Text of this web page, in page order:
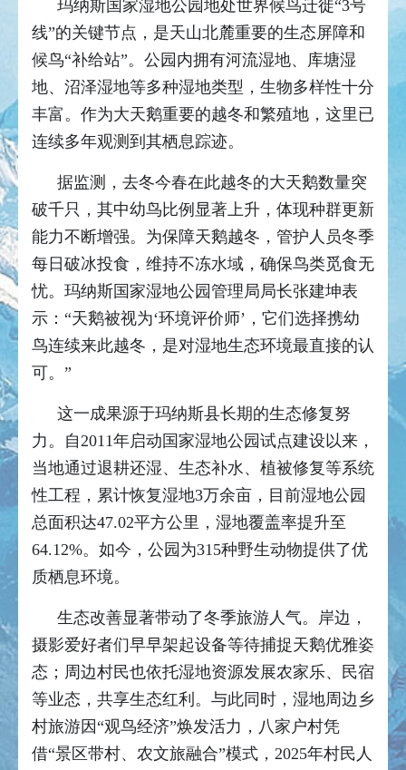
玛纳斯国家湿地公园地处世界候鸟迁徙“3号
线”的关键节点，是天山北麓重要的生态屏障和
候鸟“补给站”。公园内拥有河流湿地、库塘湿
地、沼泽湿地等多种湿地类型，生物多样性十分
丰富。作为大天鹅重要的越冬和繁殖地，这里已
连续多年观测到其栖息踪迹。
据监测，去冬今春在此越冬的大天鹅数量突
破千只，其中幼鸟比例显著上升，体现种群更新
能力不断增强。为保障天鹅越冬，管护人员冬季
每日破冰投食，维持不冻水域，确保鸟类觅食无
忧。玛纳斯国家湿地公园管理局局长张建坤表
示：“天鹅被视为‘环境评价师’，它们选择携幼
鸟连续来此越冬，是对湿地生态环境最直接的认
可。”
这一成果源于玛纳斯县长期的生态修复努
力。自2011年启动国家湿地公园试点建设以来，
当地通过退耕还湿、生态补水、植被修复等系统
性工程，累计恢复湿地3万余亩，目前湿地公园
总面积达47.02平方公里，湿地覆盖率提升至
64.12%。如今，公园为315种野生动物提供了优
质栖息环境。
生态改善显著带动了冬季旅游人气。岸边，
摄影爱好者们早早架起设备等待捕捉天鹅优雅姿
态；周边村民也依托湿地资源发展农家乐、民宿
等业态，共享生态红利。与此同时，湿地周边乡
村旅游因“观鸟经济”焕发活力，八家户村凭
借“景区带村、农文旅融合”模式，2025年村民人